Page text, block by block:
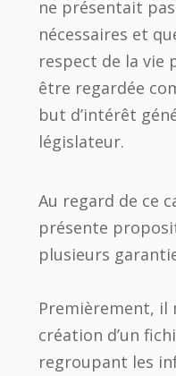
ne présentait
nécessaires et
respect de la vie
être regardée
but d’intérêt
législateur.
Au regard de ce
présente
plusieurs
Premièrement, il
création d’un
regroupant les